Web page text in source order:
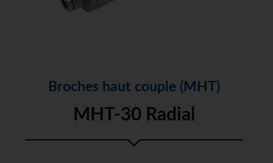
Broches haut couple (MHT)
MHT-30 Radial